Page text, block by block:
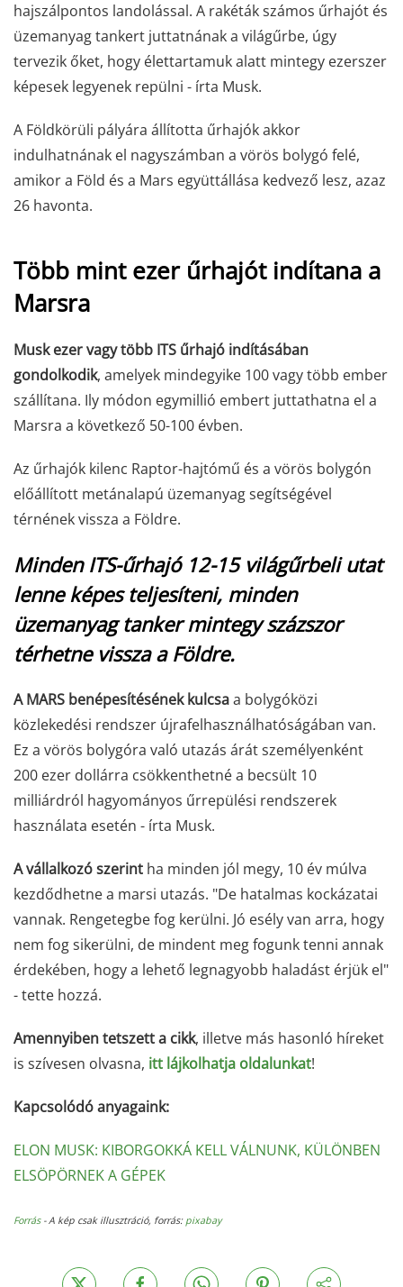
hajszálpontos landolással. A rakéták számos űrhajót és
üzemanyag tankert juttatnának a világűrbe, úgy
tervezik őket, hogy élettartamuk alatt mintegy ezerszer
képesek legyenek repülni - írta Musk.
A Földkörüli pályára állította űrhajók akkor
indulhatnának el nagyszámban a vörös bolygó felé,
amikor a Föld és a Mars együttállása kedvező lesz, azaz
26 havonta.
Több mint ezer űrhajót indítana a
Marsra
Musk ezer vagy több ITS űrhajó indításában
gondolkodik, amelyek mindegyike 100 vagy több ember
szállítana. Ily módon egymillió embert juttathatna el a
Marsra a következő 50-100 évben.
Az űrhajók kilenc Raptor-hajtómű és a vörös bolygón
előállított metánalapú üzemanyag segítségével
térnének vissza a Földre.
Minden ITS-űrhajó 12-15 világűrbeli utat
lenne képes teljesíteni, minden
üzemanyag tanker mintegy százszor
térhetne vissza a Földre.
A MARS benépesítésének kulcsaa bolygóközi
közlekedési rendszer újrafelhasználhatóságában van.
Ez a vörös bolygóra való utazás árát személyenként
200 ezer dollárra csökkenthetné a becsült 10
milliárdról hagyományos űrrepülési rendszerek
használata esetén - írta Musk.
A vállalkozó szerint ha minden jól megy, 10 év múlva
kezdődhetne a marsi utazás. "De hatalmas kockázatai
vannak. Rengetegbe fog kerülni. Jó esély van arra, hogy
nem fog sikerülni, de mindent meg fogunk tenni annak
érdekében, hogy a lehető legnagyobb haladást érjük el"
- tette hozzá.
Amennyiben tetszett a cikk, illetve más hasonló híreket
is szívesen olvasna, itt lájkolhatja oldalunkat!
Kapcsolódó anyagaink:
ELON MUSK: KIBORGOKKÁ KELL VÁLNUNK, KÜLÖNBEN
ELSÖPÖRNEK A GÉPEK
Forrás - A kép csak illusztráció, forrás: pixabay